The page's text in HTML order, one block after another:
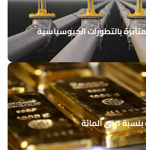
بالتطورات الجيوسياسية
المائة